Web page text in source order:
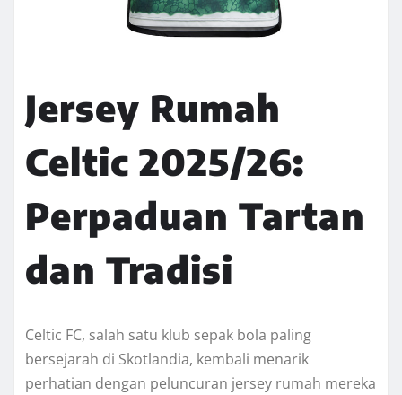
Jersey Rumah
Celtic 2025/26:
Perpaduan Tartan
dan Tradisi
Celtic FC, salah satu klub sepak bola paling
bersejarah di Skotlandia, kembali menarik
perhatian dengan peluncuran jersey rumah mereka